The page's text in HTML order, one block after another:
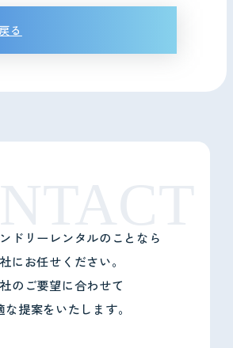
る
ドリーレンタルのことなら
にお任せください。
のご要望に合わせて
な提案をいたします。